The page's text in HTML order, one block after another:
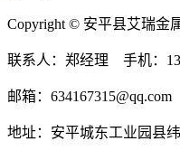
Copyright © 安平县艾瑞金
联系人：郑经理 手机：
邮箱：634167315@qq.com
地址：安平城东工业园县